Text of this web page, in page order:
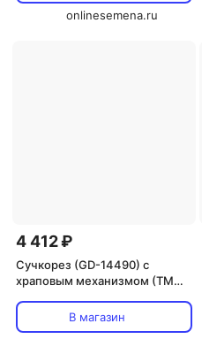
onlinesemena.ru
4 412 ₽
Сучкорез (GD-14490) с
храповым механизмом (ТМ
В магазин